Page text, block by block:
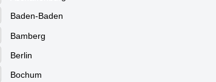
Baden-Baden
Bamberg
Berlin
Bochum